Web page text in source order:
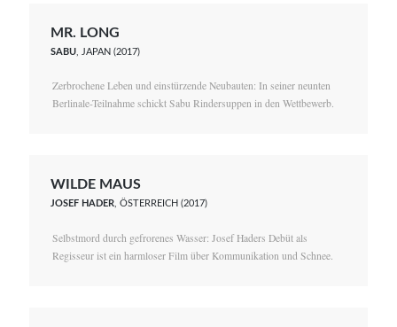
MR. LONG
SABU , JAPAN (2017)
Zerbrochene Leben und einstürzende Neubauten: In seiner neunten
Berlinale-Teilnahme schickt Sabu Rindersuppen in den Wettbewerb.
WILDE MAUS
JOSEF HADER, ÖSTERREICH (2017)
Selbstmord durch gefrorenes Wasser: Josef Haders Debüt als
Regisseur ist ein harmloser Film über Kommunikation und Schnee.